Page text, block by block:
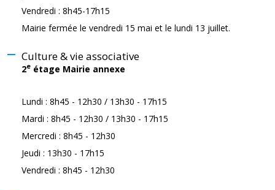
Vendredi : 8h45-17h15
Mairie fermée le vendredi 15 mai et le lundi 13 juillet.
Culture & vie associative
2e étage Mairie annexe
Lundi : 8h45 - 12h30 / 13h30 - 17h15
Mardi : 8h45 - 12h30 / 13h30 - 17h15
Mercredi : 8h45 - 12h30
Jeudi : 13h30 - 17h15
Vendredi : 8h45 - 12h30